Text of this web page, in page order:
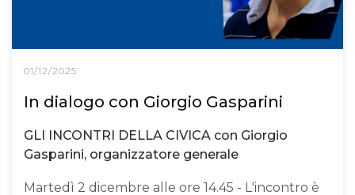
01/12/2025
In dialogo con Giorgio Gasparini
GLI INCONTRI DELLA CIVICA con Giorgio
Gasparini, organizzatore generale
Martedì 2 dicembre alle ore 14.45 - L'incontro è